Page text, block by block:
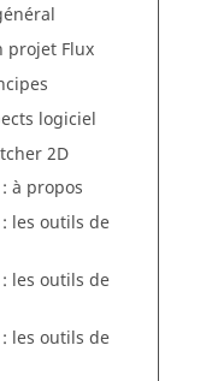
projet Flux
logiciel
2D
à propos
les outils de
les outils de
les outils de